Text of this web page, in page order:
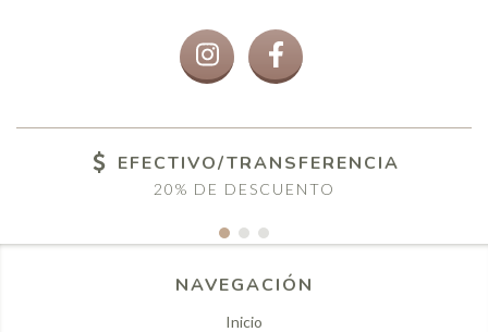
EFECTIVO/TRANSFERENCIA
20% DE DESCUENTO
NAVEGACIÓN
Inicio